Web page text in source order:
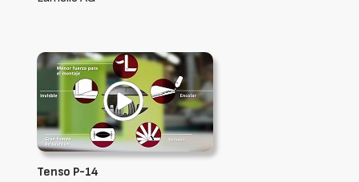
Tenso P-14